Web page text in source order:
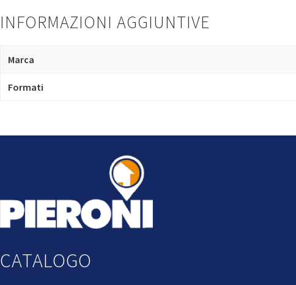
INFORMAZIONI AGGIUNTIVE
Marca
Formati
CATALOGO